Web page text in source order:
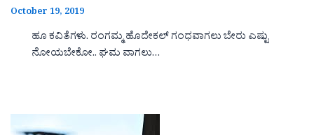
October 19, 2019
ಹೂ ಕವಿತೆಗಳು. ರಂಗಮ್ಮ ಹೊದೇಕಲ್ ಗಂಧವಾಗಲು ಬೇರು ಎಷ್ಟು
ನೋಯಬೇಕೋ.. ಘಮ ವಾಗಲು…